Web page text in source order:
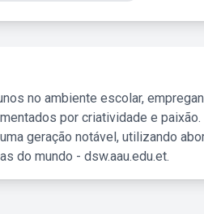
no ambiente escolar,
por criatividade e paixão.
geração notável, utilizando
do mundo - dsw.aau.edu.et.